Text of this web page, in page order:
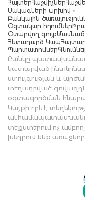
ՀայտերՀաշվիչներ
Սակագների արխիվ
Բանկային
Օգտակար հղումներ
Օտարվող գույք
Հետադարձ Կապ
Պարտատոմսեր
Բանկը
կատարված
ստույգության և
տեղադրված
օգտագործման
Կայքի որևէ
տեքստերում ոչ
խնդրում ենք